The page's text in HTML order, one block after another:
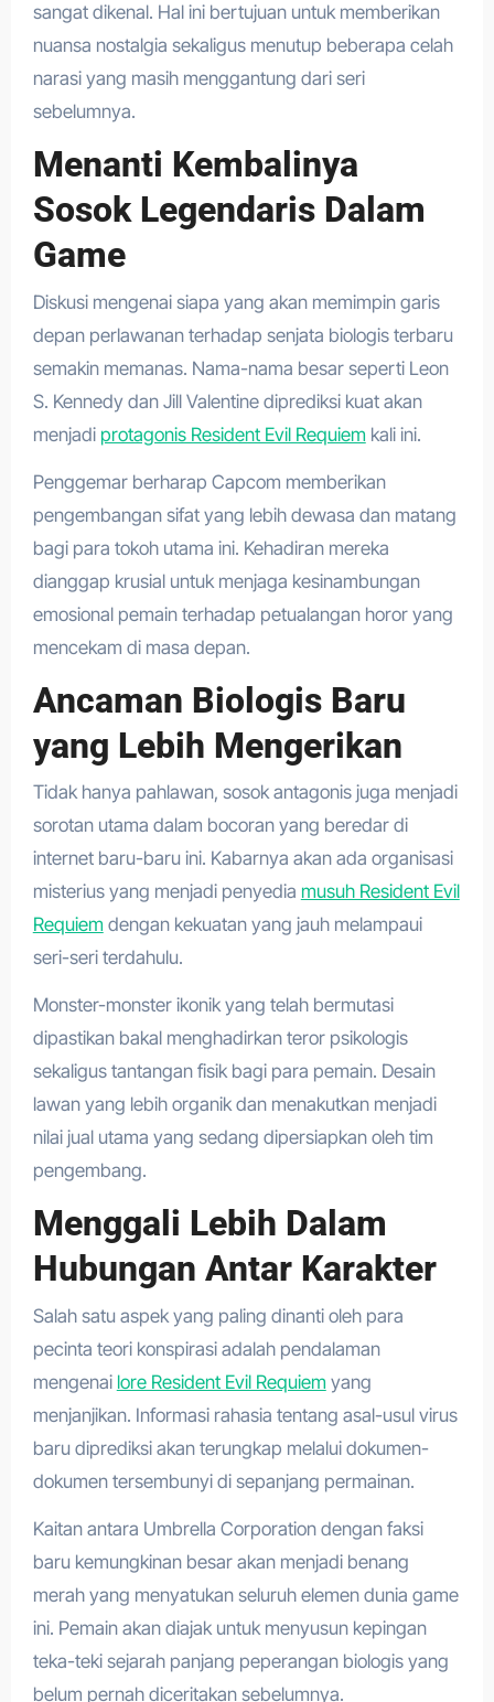
sangat dikenal. Hal ini bertujuan untuk memberikan
nuansa nostalgia sekaligus menutup beberapa celah
narasi yang masih menggantung dari seri
sebelumnya.
Menanti Kembalinya
Sosok Legendaris Dalam
Game
Diskusi mengenai siapa yang akan memimpin garis
depan perlawanan terhadap senjata biologis terbaru
semakin memanas. Nama-nama besar seperti Leon
S. Kennedy dan Jill Valentine diprediksi kuat akan
menjadi protagonis Resident Evil Requiem kali ini.
Penggemar berharap Capcom memberikan
pengembangan sifat yang lebih dewasa dan matang
bagi para tokoh utama ini. Kehadiran mereka
dianggap krusial untuk menjaga kesinambungan
emosional pemain terhadap petualangan horor yang
mencekam di masa depan.
Ancaman Biologis Baru
yang Lebih Mengerikan
Tidak hanya pahlawan, sosok antagonis juga menjadi
sorotan utama dalam bocoran yang beredar di
internet baru-baru ini. Kabarnya akan ada organisasi
misterius yang menjadi penyedia musuh Resident Evil
Requiem dengan kekuatan yang jauh melampaui
seri-seri terdahulu.
Monster-monster ikonik yang telah bermutasi
dipastikan bakal menghadirkan teror psikologis
sekaligus tantangan fisik bagi para pemain. Desain
lawan yang lebih organik dan menakutkan menjadi
nilai jual utama yang sedang dipersiapkan oleh tim
pengembang.
Menggali Lebih Dalam
Hubungan Antar Karakter
Salah satu aspek yang paling dinanti oleh para
pecinta teori konspirasi adalah pendalaman
mengenai lore Resident Evil Requiem yang
menjanjikan. Informasi rahasia tentang asal-usul virus
baru diprediksi akan terungkap melalui dokumen-
dokumen tersembunyi di sepanjang permainan.
Kaitan antara Umbrella Corporation dengan faksi
baru kemungkinan besar akan menjadi benang
merah yang menyatukan seluruh elemen dunia game
ini. Pemain akan diajak untuk menyusun kepingan
teka-teki sejarah panjang peperangan biologis yang
belum pernah diceritakan sebelumnya.